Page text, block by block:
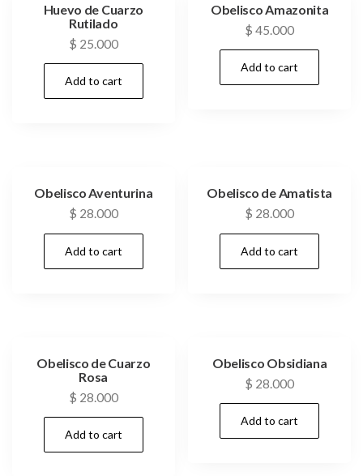
Huevo de Cuarzo
Rutilado
$ 25.000
Add to cart
Obelisco Amazonita
$ 45.000
Add to cart
Obelisco Aventurina
$ 28.000
Add to cart
Obelisco de Amatista
$ 28.000
Add to cart
Obelisco de Cuarzo
Rosa
$ 28.000
Add to cart
Obelisco Obsidiana
$ 28.000
Add to cart